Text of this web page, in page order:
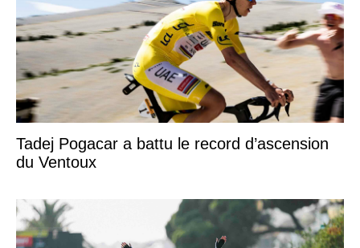
Tadej Pogacar a battu le record d’ascension
du Ventoux